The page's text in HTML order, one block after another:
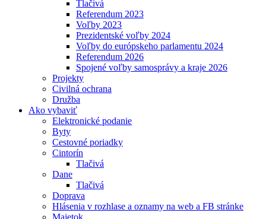
Tlačivá
Referendum 2023
Voľby 2023
Prezidentské voľby 2024
Voľby do európskeho parlamentu 2024
Referendum 2026
Spojené voľby samosprávy a kraje 2026
Projekty
Civilná ochrana
Družba
Ako vybaviť
Elektronické podanie
Byty
Cestovné poriadky
Cintorín
Tlačivá
Dane
Tlačivá
Doprava
Hlásenia v rozhlase a oznamy na web a FB stránke
Majetok